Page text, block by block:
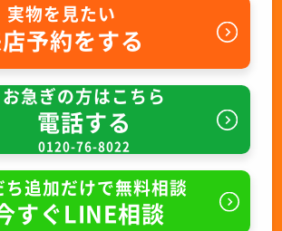
実物を見たい
予約をする
お急ぎの方はこちら
電話する
0120-76-8022
ち追加だけで無料相談
すぐLINE相談